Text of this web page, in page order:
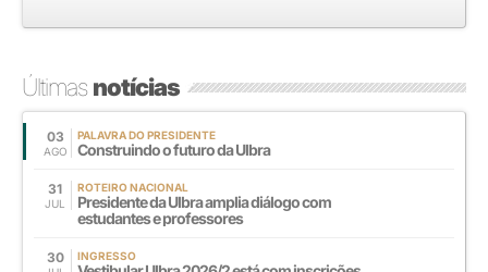
Últimasnotícias
03
AGO
PALAVRA DO PRESIDENTE
Construindo o futuro da Ulbra
31
JUL
ROTEIRO NACIONAL
Presidente da Ulbra amplia diálogo com
estudantes e professores
30 INGRESSO